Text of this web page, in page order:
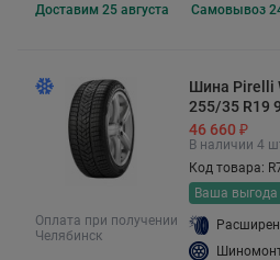
Доставим 25 августа Самовывоз
Оплата при получении
Челябинск
Шина Pirelli
255/35 R19
46 660 ₽
В наличии 4
Код товара:
Ваша выгода